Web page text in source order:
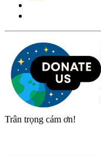
Trân trọng cám ơn!